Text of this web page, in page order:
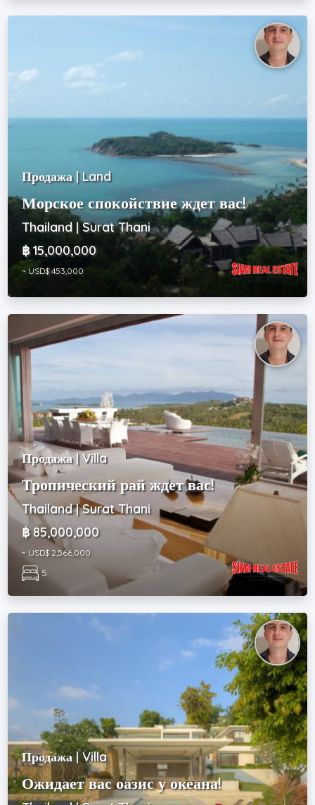
Продажа | Land
Морское спокойствие ждет вас!
Thailand | Surat Thani
฿ 15,000,000
~ USD$ 453,000
Продажа | Villa
Тропический рай ждет вас!
Thailand | Surat Thani
฿ 85,000,000
~ USD$ 2,566,000
5
Продажа | Villa
Ожидает вас оазис у океана!